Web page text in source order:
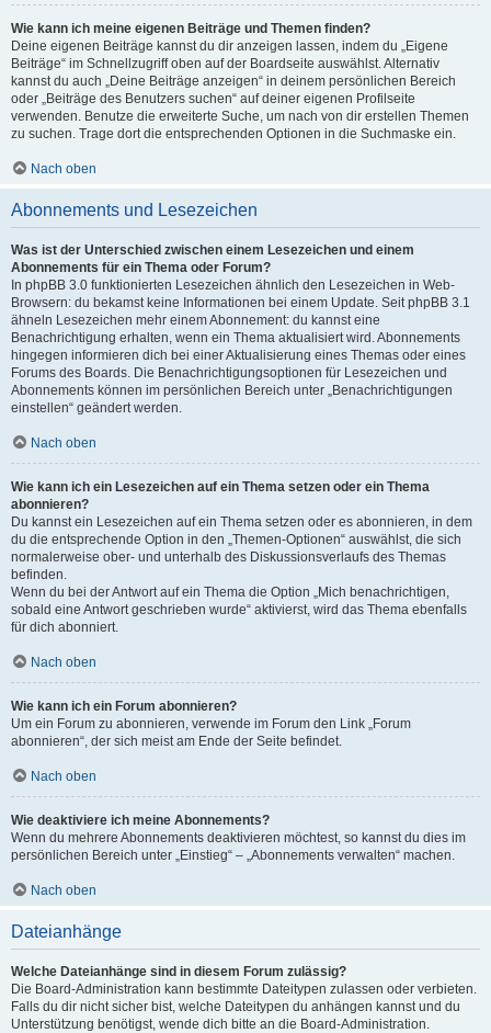
Wie kann ich meine eigenen Beiträge und Themen finden?
Deine eigenen Beiträge kannst du dir anzeigen lassen, indem du „Eigene
Beiträge“ im Schnellzugriff oben auf der Boardseite auswählst. Alternativ
kannst du auch „Deine Beiträge anzeigen“ in deinem persönlichen Bereich
oder „Beiträge des Benutzers suchen“ auf deiner eigenen Profilseite
verwenden. Benutze die erweiterte Suche, um nach von dir erstellen Themen
zu suchen. Trage dort die entsprechenden Optionen in die Suchmaske ein.
Nach oben
Abonnements und Lesezeichen
Was ist der Unterschied zwischen einem Lesezeichen und einem
Abonnements für ein Thema oder Forum?
In phpBB 3.0 funktionierten Lesezeichen ähnlich den Lesezeichen in Web-
Browsern: du bekamst keine Informationen bei einem Update. Seit phpBB 3.1
ähneln Lesezeichen mehr einem Abonnement: du kannst eine
Benachrichtigung erhalten, wenn ein Thema aktualisiert wird. Abonnements
hingegen informieren dich bei einer Aktualisierung eines Themas oder eines
Forums des Boards. Die Benachrichtigungsoptionen für Lesezeichen und
Abonnements können im persönlichen Bereich unter „Benachrichtigungen
einstellen“ geändert werden.
Nach oben
Wie kann ich ein Lesezeichen auf ein Thema setzen oder ein Thema
abonnieren?
Du kannst ein Lesezeichen auf ein Thema setzen oder es abonnieren, in dem
du die entsprechende Option in den „Themen-Optionen“ auswählst, die sich
normalerweise ober- und unterhalb des Diskussionsverlaufs des Themas
befinden.
Wenn du bei der Antwort auf ein Thema die Option „Mich benachrichtigen,
sobald eine Antwort geschrieben wurde“ aktivierst, wird das Thema ebenfalls
für dich abonniert.
Nach oben
Wie kann ich ein Forum abonnieren?
Um ein Forum zu abonnieren, verwende im Forum den Link „Forum
abonnieren“, der sich meist am Ende der Seite befindet.
Nach oben
Wie deaktiviere ich meine Abonnements?
Wenn du mehrere Abonnements deaktivieren möchtest, so kannst du dies im
persönlichen Bereich unter „Einstieg“ – „Abonnements verwalten“ machen.
Nach oben
Dateianhänge
Welche Dateianhänge sind in diesem Forum zulässig?
Die Board-Administration kann bestimmte Dateitypen zulassen oder verbieten.
Falls du dir nicht sicher bist, welche Dateitypen du anhängen kannst und du
Unterstützung benötigst, wende dich bitte an die Board-Administration.